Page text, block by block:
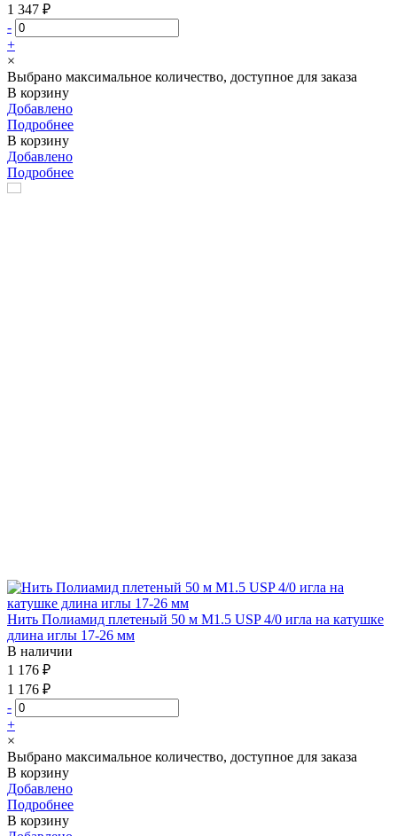
1 347 ₽
-
+
×
Выбрано максимальное количество, доступное для заказа
В корзину
Добавлено
Подробнее
В корзину
Добавлено
Подробнее
Нить Полиамид плетеный 50 м М1.5 USP 4/0 игла на катушке
длина иглы 17-26 мм
В наличии
1 176 ₽
1 176 ₽
-
+
×
Выбрано максимальное количество, доступное для заказа
В корзину
Добавлено
Подробнее
В корзину